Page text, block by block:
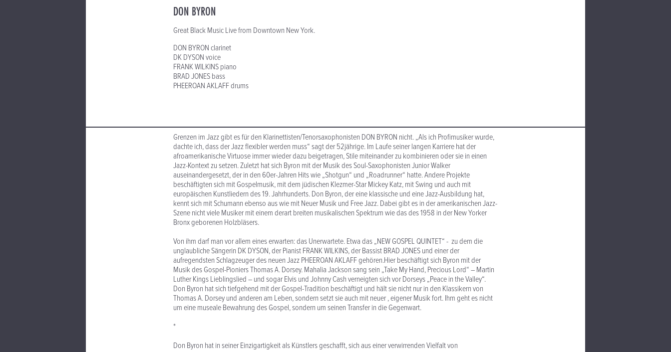
DON BYRON
Great Black Music Live from Downtown New York.
DON BYRON clarinet
DK DYSON voice
FRANK WILKINS piano
BRAD JONES bass
PHEEROAN AKLAFF drums
Grenzen im Jazz gibt es für den Klarinettisten/Tenorsaxophonisten DON BYRON nicht. „Als ich Profimusiker wurde,
dachte ich, dass der Jazz flexibler werden muss“ sagt der 52jährige. Im Laufe seiner langen Karriere hat der
afroamerikanische Virtuose immer wieder dazu beigetragen, Stile miteinander zu kombinieren oder sie in einen
Jazz-Kontext zu setzen. Zuletzt hat sich Byron mit der Musik des Soul-Saxophonisten Junior Walker
auseinandergesetzt, der in den 60er-Jahren Hits wie „Shotgun“ und „Roadrunner“ hatte. Andere Projekte
beschäftigten sich mit Gospelmusik, mit dem jüdischen Klezmer-Star Mickey Katz, mit Swing und auch mit
europäischen Kunstliedern des 19. Jahrhunderts. Don Byron, der eine klassische und eine Jazz-Ausbildung hat,
kennt sich mit Schumann ebenso aus wie mit Neuer Musik und Free Jazz. Dabei gibt es in der amerikanischen Jazz-
Szene nicht viele Musiker mit einem derart breiten musikalischen Spektrum wie das des 1958 in der New Yorker
Bronx geborenen Holzbläsers.
Von ihm darf man vor allem eines erwarten: das Unerwartete. Etwa das „NEW GOSPEL QUINTET“ - zu dem die
unglaubliche Sängerin DK DYSON, der Pianist FRANK WILKINS, der Bassist BRAD JONES und einer der
aufregendsten Schlagzeuger des neuen Jazz PHEEROAN AKLAFF gehören.Hier beschäftigt sich Byron mit der
Musik des Gospel-Pioniers Thomas A. Dorsey. Mahalia Jackson sang sein „Take My Hand, Precious Lord“ – Martin
Luther Kings Lieblingslied – und sogar Elvis und Johnny Cash verneigten sich vor Dorseys „Peace in the Valley“.
Don Byron hat sich tiefgehend mit der Gospel-Tradition beschäftigt und hält sie nicht nur in den Klassikern von
Thomas A. Dorsey und anderen am Leben, sondern setzt sie auch mit neuer , eigener Musik fort. Ihm geht es nicht
um eine museale Bewahrung des Gospel, sondern um seinen Transfer in die Gegenwart.
*
Don Byron hat in seiner Einzigartigkeit als Künstlers geschafft, sich aus einer verwirrenden Vielfalt von